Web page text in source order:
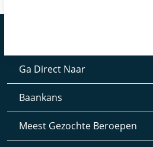
Ga Direct Naar
Baankans
Meest Gezochte Beroepen